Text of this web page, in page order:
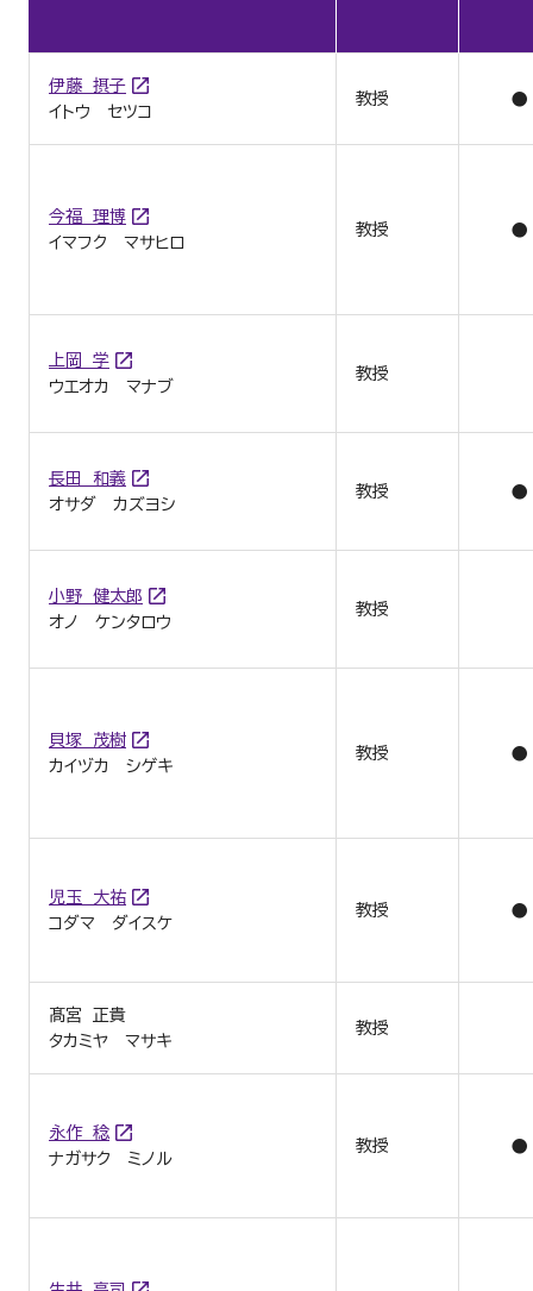
伊藤 摂子
イトウ セツコ
教授 ●
今福 理博
イマフク マサヒロ
教授 ●
上岡 学
ウエオカ マナブ
教授
長田 和義
オサダ カズヨシ
教授 ●
小野 健太郎
オノ ケンタロウ
教授
貝塚 茂樹
カイヅカ シゲキ
教授 ●
児玉 大祐
コダマ ダイスケ
教授 ●
髙宮 正貴
タカミヤ マサキ
教授
永作 稔
ナガサク ミノル
教授 ●